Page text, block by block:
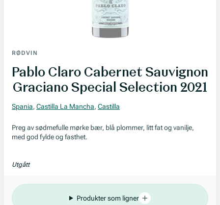
RØDVIN
Pablo Claro Cabernet Sauvignon
Graciano Special Selection 2021
Spania, Castilla La Mancha, Castilla
Preg av sødmefulle mørke bær, blå plommer, litt fat og vanilje,
med god fylde og fasthet.
Utgått
Produkter som ligner